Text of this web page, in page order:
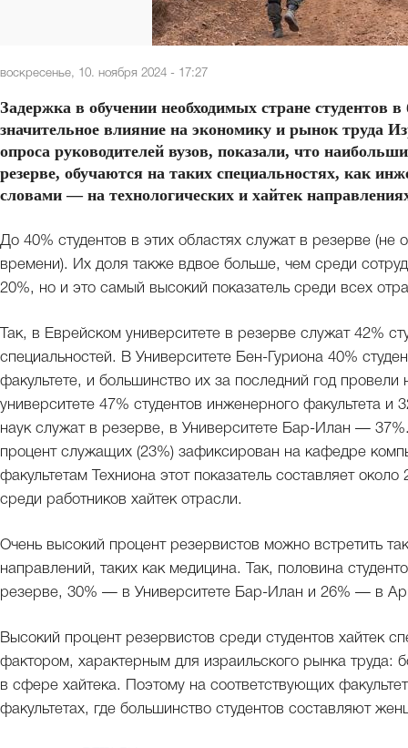
воскресенье, 10. ноября 2024 - 17:27
Задержка в обучении необходимых стране студентов
значительное влияние на экономику и рынок труда
опроса руководителей вузов, показали, что
резерве, обучаются на таких специальностях, как
словами — на технологических и хайтек
До 40% студентов в этих областях служат в резерве (не
времени). Их доля также вдвое больше, чем среди
20%, но и это самый высокий показатель среди всех
Так, в Еврейском университете в резерве служат 42%
специальностей. В Университете Бен-Гуриона 40%
факультете, и большинство их за последний год
университете 47% студентов инженерного факультета и
наук служат в резерве, в Университете Бар-Илан —
процент служащих (23%) зафиксирован на кафедре
факультетам Техниона этот показатель составляет
среди работников хайтек отрасли.
Очень высокий процент резервистов можно встретить
направлений, таких как медицина. Так, половина
резерве, 30% — в Университете Бар-Илан и 26% — в
Высокий процент резервистов среди студентов хайтек
фактором, характерным для израильского рынка труда:
в сфере хайтека. Поэтому на соответствующих
факультетах, где большинство студентов составляют